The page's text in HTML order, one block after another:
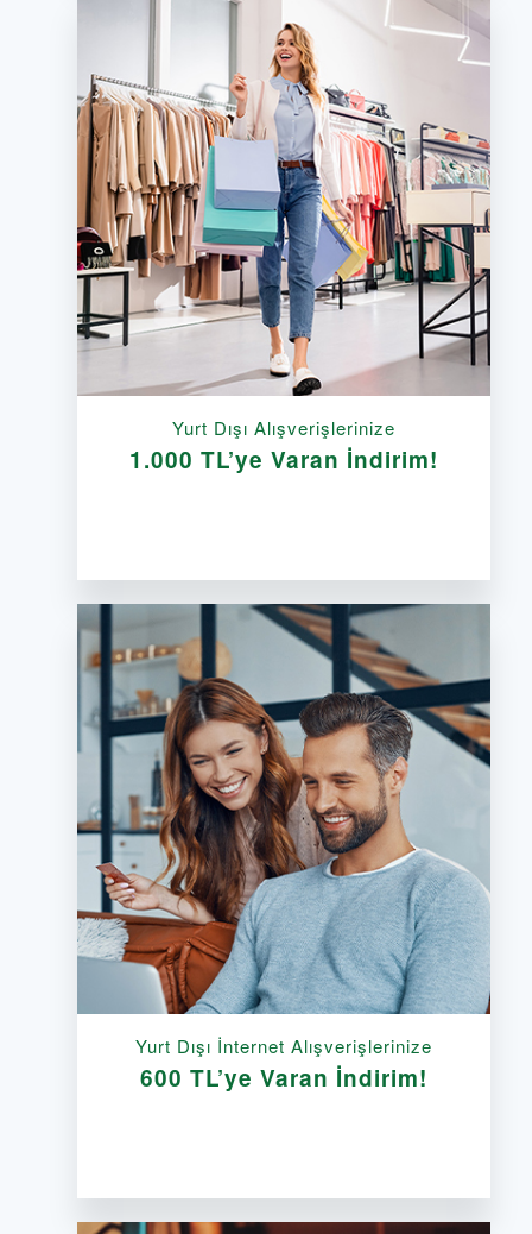
Yurt Dışı Alışverişlerinize
1.000 TL’ye Varan İndirim!
Yurt Dışı İnternet Alışverişlerinize
600 TL’ye Varan İndirim!